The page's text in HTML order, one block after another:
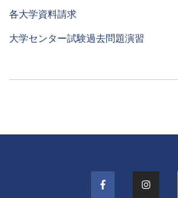
各大学資料請求
大学センター試験過去問題演習